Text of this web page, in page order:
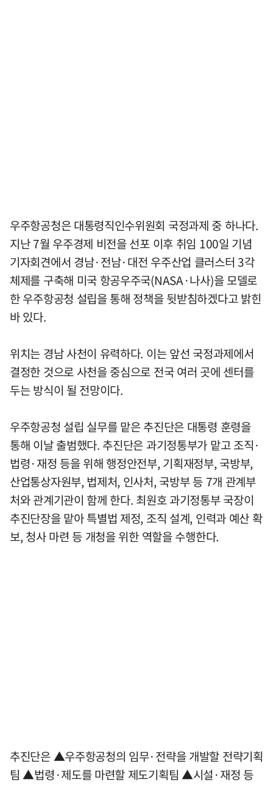
우주항공청은 대통령직인수위원회 국정과제 중 하나다.
지난 7월 우주경제 비전을 선포 이후 취임 100일 기념
기자회견에서 경남·전남·대전 우주산업 클러스터 3각
체제를 구축해 미국 항공우주국(NASA·나사)을 모델로
한 우주항공청 설립을 통해 정책을 뒷받침하겠다고 밝힌
바 있다.
위치는 경남 사천이 유력하다. 이는 앞선 국정과제에서
결정한 것으로 사천을 중심으로 전국 여러 곳에 센터를
두는 방식이 될 전망이다.
우주항공청 설립 실무를 맡은 추진단은 대통령 훈령을
통해 이날 출범했다. 추진단은 과기정통부가 맡고 조직·
법령·재정 등을 위해 행정안전부, 기획재정부, 국방부,
산업통상자원부, 법제처, 인사처, 국방부 등 7개 관계부
처와 관계기관이 함께 한다. 최원호 과기정통부 국장이
추진단장을 맡아 특별법 제정, 조직 설계, 인력과 예산 확
보, 청사 마련 등 개청을 위한 역할을 수행한다.
추진단은 ▲우주항공청의 임무·전략을 개발할 전략기획
팀 ▲법령·제도를 마련할 제도기획팀 ▲시설·재정 등